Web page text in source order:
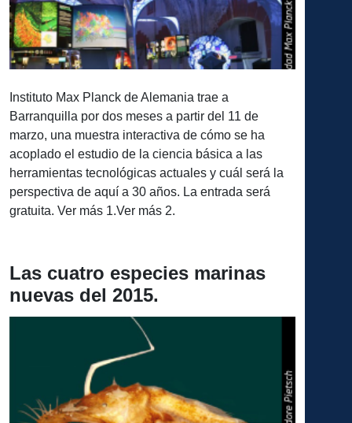
Instituto Max Planck de Alemania trae a
Barranquilla por dos meses a partir del 11 de
marzo, una muestra interactiva de cómo se ha
acoplado el estudio de la ciencia básica a las
herramientas tecnológicas actuales y cuál será la
perspectiva de aquí a 30 años. La entrada será
gratuita. Ver más 1.Ver más 2.
Las cuatro especies marinas
nuevas del 2015.